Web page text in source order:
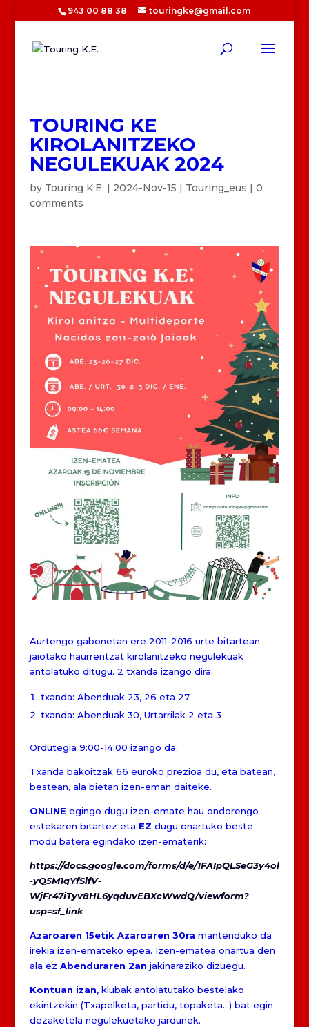
943 00 88 38 touringke@gmail.com
TOURING KE
KIROLANITZEKO
NEGULEKUAK 2024
by Touring K.E. | 2024-Nov-15 | Touring_eus | 0
comments
Aurtengo gabonetan ere 2011-2016 urte bitartean
jaiotako haurrentzat kirolanitzeko negulekuak
antolatuko ditugu. 2 txanda izango dira:
txanda: Abenduak 23, 26 eta 27
txanda: Abenduak 30, Urtarrilak 2 eta 3
Ordutegia 9:00-14:00 izango da.
Txanda bakoitzak 66 euroko prezioa du, eta batean,
bestean, ala bietan izen-eman daiteke.
ONLINE egingo dugu izen-emate hau ondorengo
estekaren bitartez eta EZ dugu onartuko beste
modu batera egindako izen-ematerik:
https://docs.google.com/forms/d/e/1FAIpQLSeG3y4ol
-yQ5M1qYfSlfV-
WjFr47iTyv8HL6yqduvEBXcWwdQ/viewform?
usp=sf_link
Azaroaren 15etik Azaroaren 30ra mantenduko da
irekia izen-emateko epea. Izen-ematea onartua den
ala ez Abenduraren 2an jakinaraziko dizuegu.
Kontuan izan, klubak antolatutako bestelako
ekintzekin (Txapelketa, partidu, topaketa…) bat egin
dezaketela negulekuetako jardunek.